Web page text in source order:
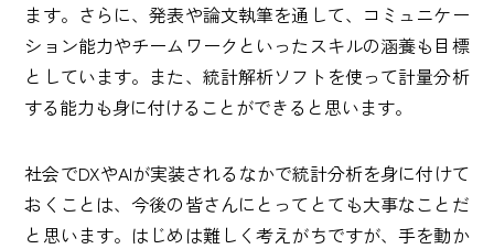
ます。さらに、発表や論文執筆を通して、コミュニケー
ション能力やチームワークといったスキルの涵養も目標
としています。また、統計解析ソフト を使って計量分析
する能力も身に付けることができると思います。
社会でDXやAIが実装されるなかで統計分析を身に付けて
おくことは、今後の皆さんにとってとても大事なことだ
と思います。はじめは難しく考えがちですが、手を動か